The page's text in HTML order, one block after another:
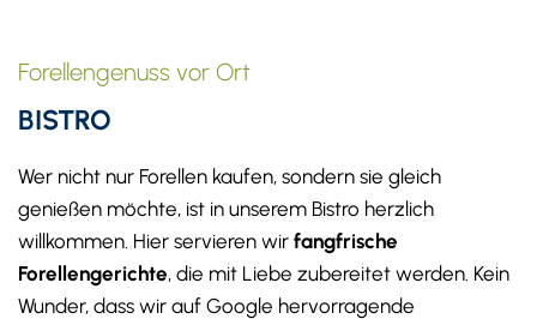
Forellengenuss vor Ort
BISTRO
Wer nicht nur Forellen kaufen, sondern sie gleich
genießen möchte, ist in unserem Bistro herzlich
willkommen. Hier servieren wir fangfrische
Forellengerichte, die mit Liebe zubereitet werden. Kein
Wunder, dass wir auf Google hervorragende